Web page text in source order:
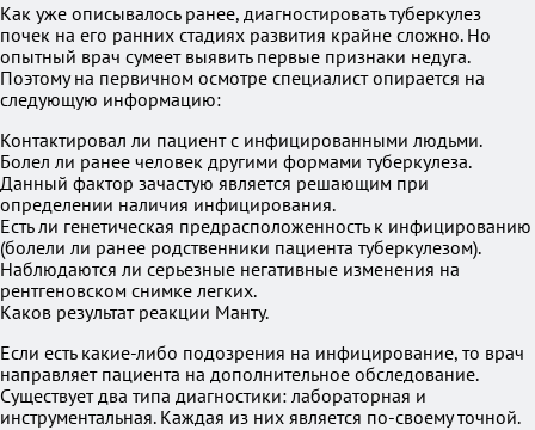
Как уже описывалось ранее, диагностировать туберкулез
почек на его ранних стадиях развития крайне сложно. Но
опытный врач сумеет выявить первые признаки недуга.
Поэтому на первичном осмотре специалист опирается на
следующую информацию:
Контактировал ли пациент с инфицированными людьми.
Болел ли ранее человек другими формами туберкулеза.
Данный фактор зачастую является решающим при
определении наличия инфицирования.
Есть ли генетическая предрасположенность к инфицированию
(болели ли ранее родственники пациента туберкулезом).
Наблюдаются ли серьезные негативные изменения на
рентгеновском снимке легких.
Каков результат реакции Манту.
Если есть какие-либо подозрения на инфицирование, то врач
направляет пациента на дополнительное обследование.
Существует два типа диагностики: лабораторная и
инструментальная. Каждая из них является по-своему точной.